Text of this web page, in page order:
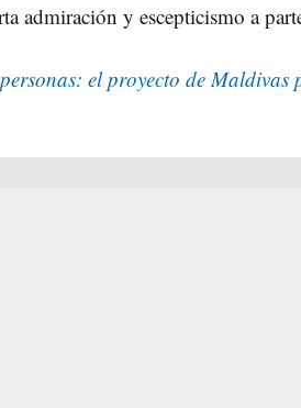
admiración y escepticismo a
el proyecto de Maldivas